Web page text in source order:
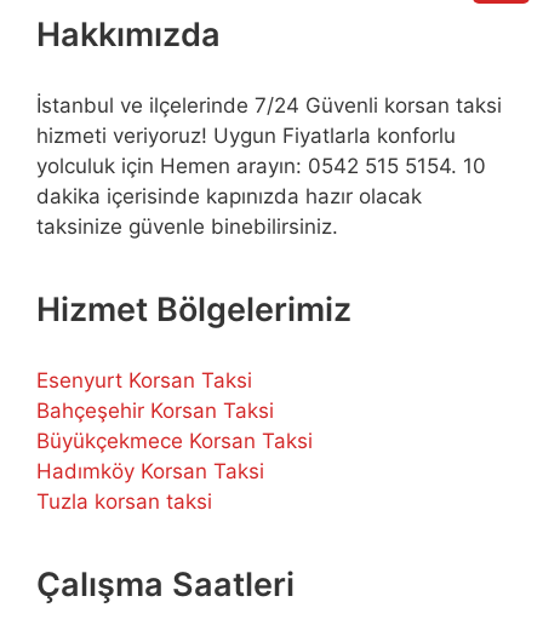
Hakkımızda
İstanbul ve ilçelerinde 7/24 Güvenli korsan taksi
hizmeti veriyoruz! Uygun Fiyatlarla konforlu
yolculuk için Hemen arayın: 0542 515 5154. 10
dakika içerisinde kapınızda hazır olacak
taksinize güvenle binebilirsiniz.
Hizmet Bölgelerimiz
Esenyurt Korsan Taksi
Bahçeşehir Korsan Taksi
Büyükçekmece Korsan Taksi
Hadımköy Korsan Taksi
Tuzla korsan taksi
Çalışma Saatleri